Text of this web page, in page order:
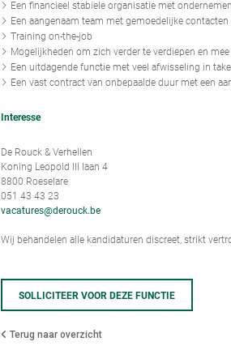
Een financieel stabiele organisatie met
Een aangenaam team met gemoedelijke contacten
Training on-the-job
Mogelijkheden om zich verder te verdiepen en
Een uitdagende functie met veel afwisseling in
Een vast contract van onbepaalde duur met een
Interesse
De Rouck & Verhellen
Koning Leopold III laan 4
8800 Roeselare
051 43 43 23
vacatures@derouck.be
Wij behandelen alle kandidaturen discreet, strikt
SOLLICITEER VOOR DEZE FUNCTIE
Terug naar overzicht